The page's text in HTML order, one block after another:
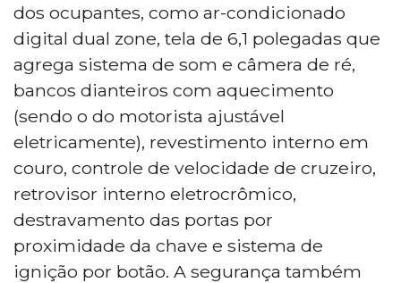
dos ocupantes, como ar-condicionado
digital dual zone, tela de 6,1 polegadas que
agrega sistema de som e câmera de ré,
bancos dianteiros com aquecimento
(sendo o do motorista ajustável
eletricamente), revestimento interno em
couro, controle de velocidade de cruzeiro,
retrovisor interno eletrocrômico,
destravamento das portas por
proximidade da chave e sistema de
ignição por botão. A segurança também